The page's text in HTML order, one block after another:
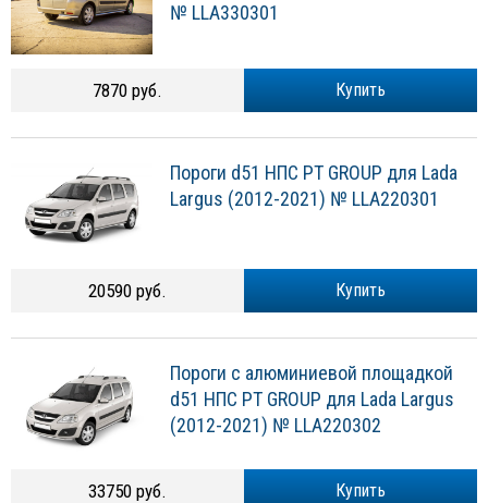
№ LLA330301
Купить
7870 руб.
Пороги d51 НПС PT GROUP для Lada
Largus (2012-2021) № LLA220301
Купить
20590 руб.
Пороги с алюминиевой площадкой
d51 НПС PT GROUP для Lada Largus
(2012-2021) № LLA220302
Купить
33750 руб.